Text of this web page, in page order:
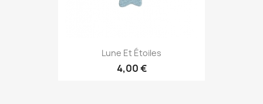
Lune Et Étoiles
4,00 €